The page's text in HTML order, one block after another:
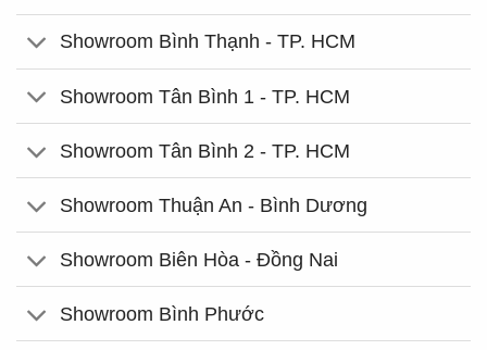
Showroom Bình Thạnh - TP. HCM
Showroom Tân Bình 1 - TP. HCM
Showroom Tân Bình 2 - TP. HCM
Showroom Thuận An - Bình Dương
Showroom Biên Hòa - Đồng Nai
Showroom Bình Phước